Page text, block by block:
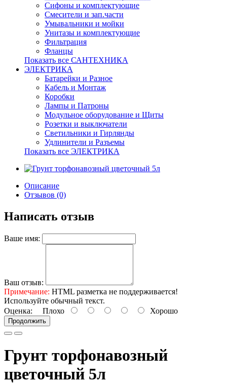
Сифоны и комплектующие
Смесители и зап.части
Умывальники и мойки
Унитазы и комплектующие
Фильтрация
Фланцы
Показать все САНТЕХНИКА
ЭЛЕКТРИКА
Батарейки и Разное
Кабель и Монтаж
Коробки
Лампы и Патроны
Модульное оборудование и Щиты
Розетки и выключатели
Светильники и Гирлянды
Удлинители и Разъемы
Показать все ЭЛЕКТРИКА
Описание
Отзывов (0)
Написать отзыв
Ваше имя:
Ваш отзыв:
Примечание: HTML разметка не поддерживается!
Используйте обычный текст.
Оценка: Плохо Хорошо
Продолжить
Грунт торфонавозный
цветочный 5л